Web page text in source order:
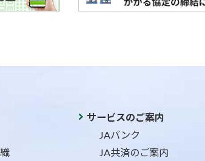
サービスのご案内
JAバンク
JA共済のご案内